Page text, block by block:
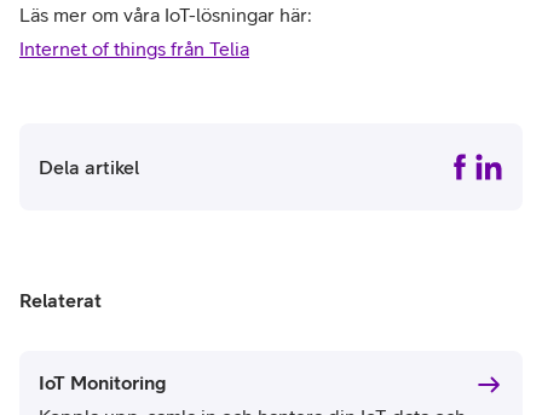
Läs mer om våra IoT-lösningar här:
Internet of things från Telia
Dela artikel
Relaterat
IoT Monitoring